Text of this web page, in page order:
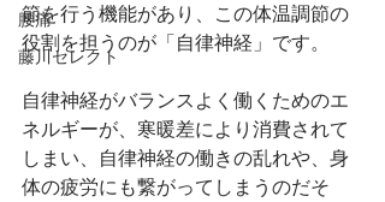
腰痛
藤川セレクト
節を行う機能があり、この体温調節の
役割を担うのが「自律神経」です。
自律神経がバランスよく働くためのエ
ネルギーが、寒暖差により消費されて
しまい、自律神経の働きの乱れや、身
体の疲労にも繋がってしまうのだそ